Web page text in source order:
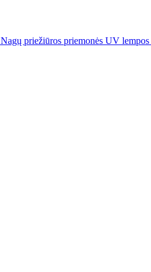
Nagų priežiūros priemonės UV lempos